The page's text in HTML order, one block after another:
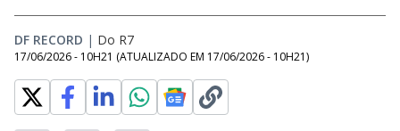
DF RECORD | Do R7
17/06/2026 - 10H21 (ATUALIZADO EM 17/06/2026 - 10H21)